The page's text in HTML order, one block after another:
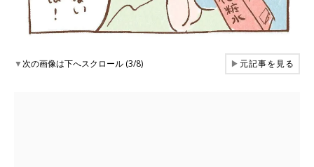
▼次の画像は下へスクロール (3/8) ▶元記事を見る